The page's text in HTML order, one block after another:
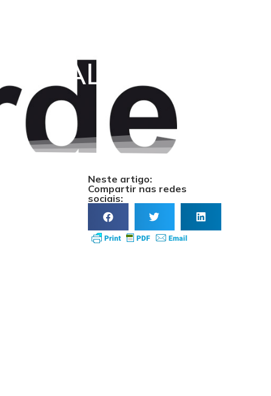
ALARMA
Neste artigo:
Compartir nas redes
sociais: